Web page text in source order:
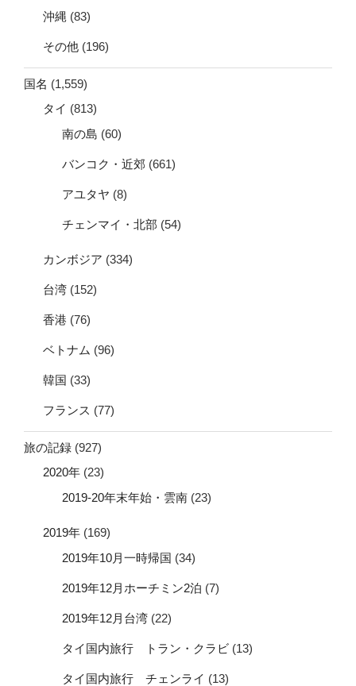
沖縄 (83)
その他 (196)
国名 (1,559)
タイ (813)
南の島 (60)
バンコク・近郊 (661)
アユタヤ (8)
チェンマイ・北部 (54)
カンボジア (334)
台湾 (152)
香港 (76)
ベトナム (96)
韓国 (33)
フランス (77)
旅の記録 (927)
2020年 (23)
2019-20年末年始・雲南 (23)
2019年 (169)
2019年10月一時帰国 (34)
2019年12月ホーチミン2泊 (7)
2019年12月台湾 (22)
タイ国内旅行 トラン・クラビ (13)
タイ国内旅行 チェンライ (13)